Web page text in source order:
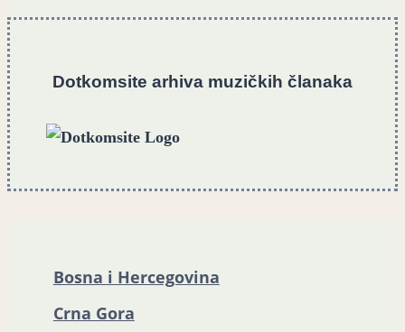
Dotkomsite arhiva muzičkih članaka
Bosna i Hercegovina
Crna Gora